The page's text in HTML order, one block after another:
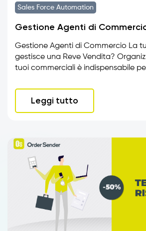
Sales Force Automation
Gestione Agenti di
Gestione Agenti di Commercio La
gestisce una Reve Vendita?
tuoi commerciali è indispensabile
Leggi tutto